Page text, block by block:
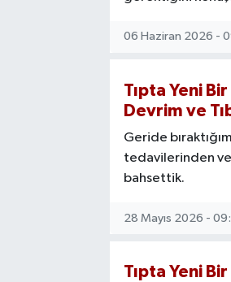
06 Haziran 2026 -
Tıpta Yeni
Devrim ve
Geride
tedavilerinden ve
bahsettik.
28 Mayıs 2026 -
Tıpta Yeni